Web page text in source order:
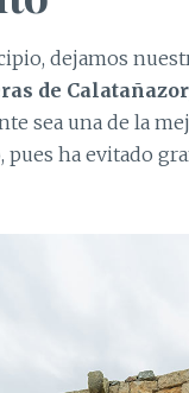
dejamos
de Calatañazor
sea una de la
ha evitado